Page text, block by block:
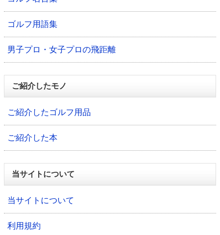
ゴルフ用語集
男子プロ・女子プロの飛距離
ご紹介したモノ
ご紹介したゴルフ用品
ご紹介した本
当サイトについて
当サイトについて
利用規約